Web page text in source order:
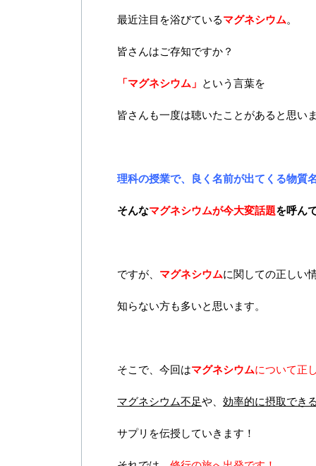
最近注目を浴びているマグネシウム。
皆さんはご存知ですか？
「マグネシウム」 という言葉を
皆さんも一度は聴いたことがあると思い
理科の授業で、良く名前が出てくる物質
そんなマグネシウムが今大変話題を呼ん
ですが、 マグネシウムに関しての正しい
知らない方も多いと思います。
そこで、今回はマグネシウムについて正
マグネシウム不足や、 効率的に摂取でき
サプリを伝授していきます！